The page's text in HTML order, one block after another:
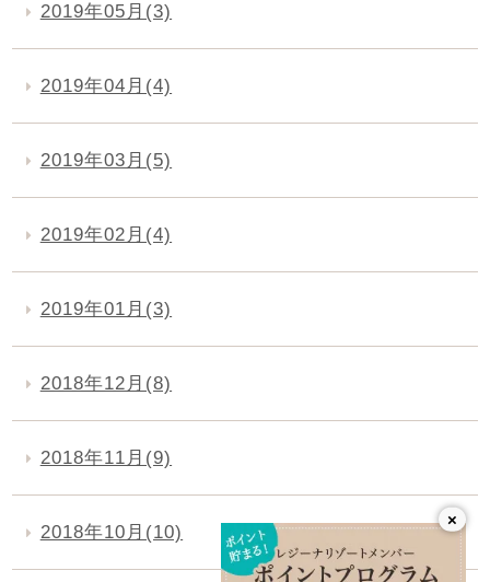
2019年05月(3)
2019年04月(4)
2019年03月(5)
2019年02月(4)
2019年01月(3)
2018年12月(8)
2018年11月(9)
2018年10月(10)
×